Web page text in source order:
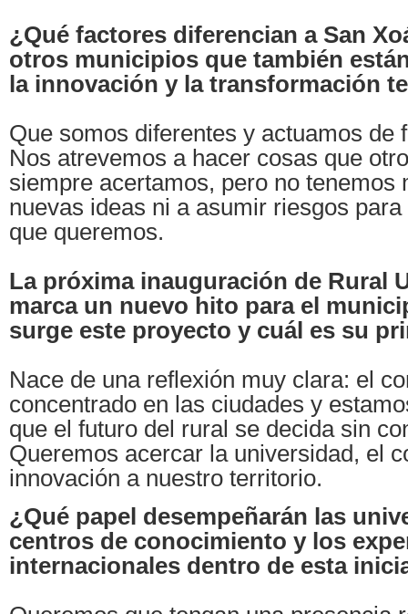
¿Qué factores diferencian a San
otros municipios que también
la innovación y la transformación
Que somos diferentes y actuamos de
Nos atrevemos a hacer cosas que
siempre acertamos, pero no tenemos
nuevas ideas ni a asumir riesgos
que queremos.
La próxima inauguración de Rural
marca un nuevo hito para el
surge este proyecto y cuál es su
Nace de una reflexión muy clara: el
concentrado en las ciudades y
que el futuro del rural se decida sin
Queremos acercar la universidad, el
innovación a nuestro territorio.
¿Qué papel desempeñarán las
centros de conocimiento y los
internacionales dentro de esta